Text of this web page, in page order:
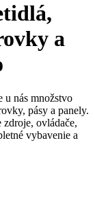
a
u nás množstvo
pásy a panely.
zdroje, ovládače,
vybavenie a